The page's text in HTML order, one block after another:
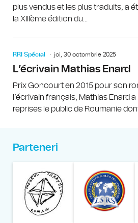
plus vendus et les plus traduits, a
la XIIIème édition du...
RRI Spécial joi, 30 octombrie 2025
L’écrivain Mathias Enard
Prix Goncourt en 2015 pour son
l’écrivain français, Mathias Enard
reprises le public de Roumanie
Parteneri